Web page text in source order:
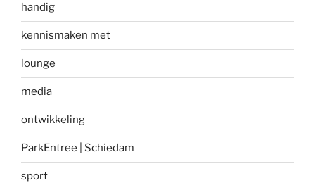
handig
kennismaken met
lounge
media
ontwikkeling
ParkEntree | Schiedam
sport